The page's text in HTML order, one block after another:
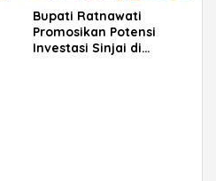
Bupati Ratnawati
Promosikan Potensi
Investasi Sinjai di